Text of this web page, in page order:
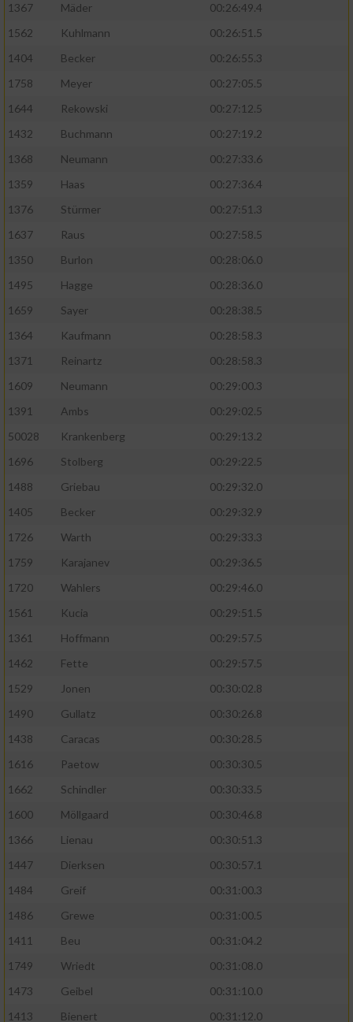
1367
Mäder
00:26:49.4
1562
Kuhlmann
00:26:51.5
1404
Becker
00:26:55.3
1758
Meyer
00:27:05.5
1644
Rekowski
00:27:12.5
1432
Buchmann
00:27:19.2
1368
Neumann
00:27:33.6
1359
Haas
00:27:36.4
1376
Stürmer
00:27:51.3
1637
Raus
00:27:58.5
1350
Burlon
00:28:06.0
1495
Hagge
00:28:36.0
1659
Sayer
00:28:38.5
1364
Kaufmann
00:28:58.3
1371
Reinartz
00:28:58.3
1609
Neumann
00:29:00.3
1391
Ambs
00:29:02.5
50028
Krankenberg
00:29:13.2
1696
Stolberg
00:29:22.5
1488
Griebau
00:29:32.0
1405
Becker
00:29:32.9
1726
Warth
00:29:33.3
1759
Karajanev
00:29:36.5
1720
Wahlers
00:29:46.0
1561
Kucia
00:29:51.5
1361
Hoffmann
00:29:57.5
1462
Fette
00:29:57.5
1529
Jonen
00:30:02.8
1490
Gullatz
00:30:26.8
1438
Caracas
00:30:28.5
1616
Paetow
00:30:30.5
1662
Schindler
00:30:33.5
1600
Möllgaard
00:30:46.8
1366
Lienau
00:30:51.3
1447
Dierksen
00:30:57.1
1484
Greif
00:31:00.3
1486
Grewe
00:31:00.5
1411
Beu
00:31:04.2
1749
Wriedt
00:31:08.0
1473
Geibel
00:31:10.0
1413
Bienert 00:31:12.0